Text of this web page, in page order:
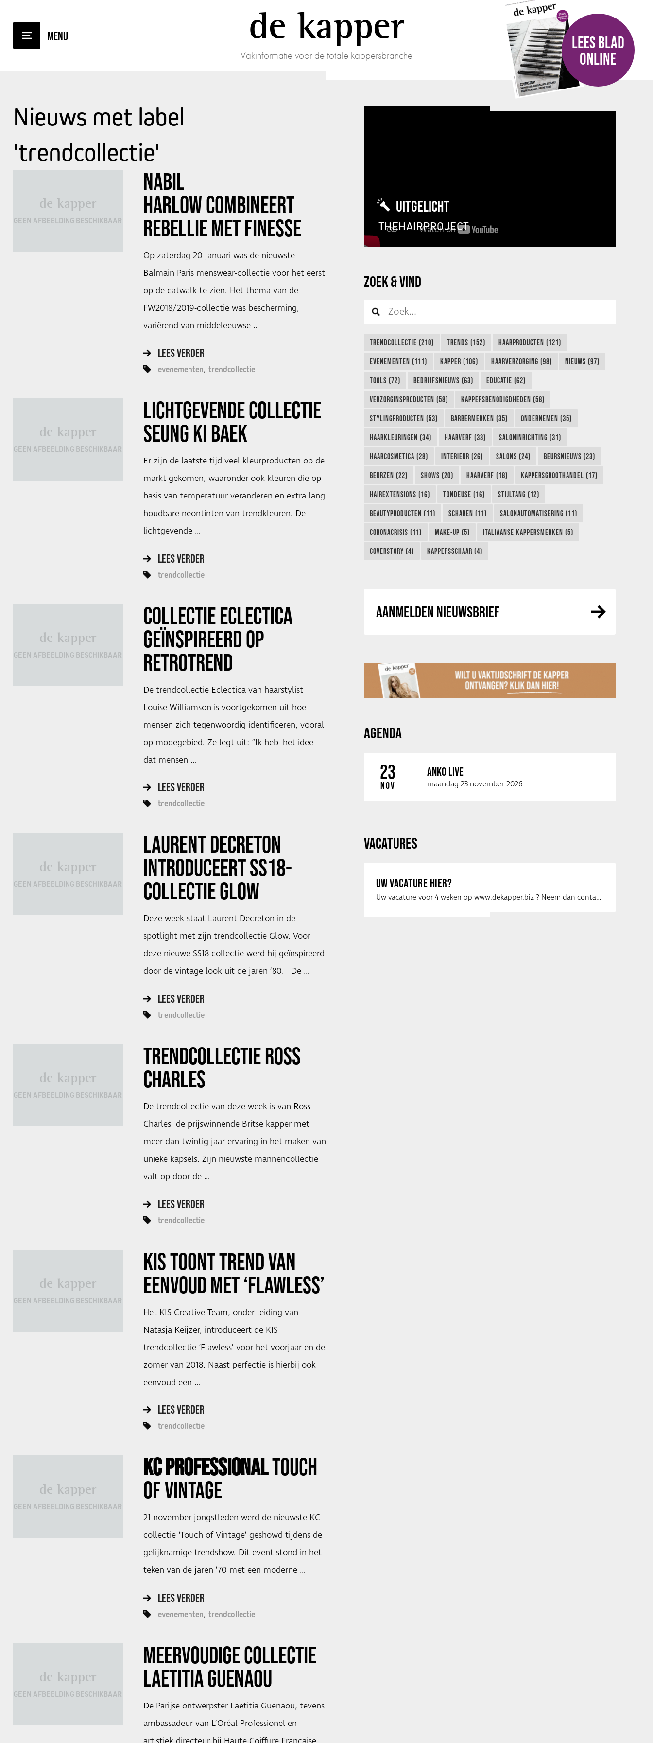
de kapper
Vakinformatie voor de totale kappersbranche
LEES BLAD
ONLINE
Nieuws met label
'trendcollectie'
de kapper
GEEN AFBEELDING BESCHIKBAAR
NABIL
HARLOWCOMBINEERT
REBELLIE MET FINESSE
Op zaterdag 20 januari was de nieuwste
Balmain Paris menswear-collectie voor het eerst
op de catwalk te zien. Het thema van de
FW2018/2019-collectie was bescherming,
variërend van middeleeuwse …
LEES VERDER
evenementen trendcollectie
de kapper
GEEN AFBEELDING BESCHIKBAAR
LICHTGEVENDE COLLECTIE
SEUNG KI BAEK
Er zijn de laatste tijd veel kleurproducten op de
markt gekomen, waaronder ook kleuren die op
basis van temperatuur veranderen en extra lang
houdbare neontinten van trendkleuren. De
lichtgevende …
LEES VERDER
trendcollectie
de kapper
GEEN AFBEELDING BESCHIKBAAR
COLLECTIE ECLECTICA
GEÏNSPIREERD OP
RETROTREND
De trendcollectie Eclectica van haarstylist
Louise Williamson is voortgekomen uit hoe
mensen zich tegenwoordig identificeren, vooral
op modegebied. Ze legt uit: “Ik heb het idee
dat mensen …
LEES VERDER
trendcollectie
de kapper
GEEN AFBEELDING BESCHIKBAAR
LAURENT DECRETON
INTRODUCEERT SS18-
COLLECTIEGLOW
Deze week staat Laurent Decreton in de
spotlight met zijn trendcollectie Glow. Voor
deze nieuwe SS18-collectie werd hij geïnspireerd
door de vintage look uit de jaren ’80. De …
LEES VERDER
trendcollectie
de kapper
GEEN AFBEELDING BESCHIKBAAR
TRENDCOLLECTIEROSS
CHARLES
De trendcollectie van deze week is van Ross
Charles, de prijswinnende Britse kapper met
meer dan twintig jaar ervaring in het maken van
unieke kapsels. Zijn nieuwste mannencollectie
valt op door de …
LEES VERDER
trendcollectie
de kapper
GEEN AFBEELDING BESCHIKBAAR
KIS TOONT TREND VAN
EENVOUD MET‘FLAWLESS’
Het KIS Creative Team, onder leiding van
Natasja Keijzer, introduceert de KIS
trendcollectie ‘Flawless’ voor het voorjaar en de
zomer van 2018. Naast perfectie is hierbij ook
eenvoud een …
LEES VERDER
trendcollectie
de kapper
GEEN AFBEELDING BESCHIKBAAR
KC PROFESSIONALTOUCH
OF VINTAGE
21 november jongstleden werd de nieuwste KC-
collectie ‘Touch of Vintage’ geshowd tijdens de
gelijknamige trendshow. Dit event stond in het
teken van de jaren ’70 met een moderne …
LEES VERDER
evenementen trendcollectie
de kapper
GEEN AFBEELDING BESCHIKBAAR
MEERVOUDIGE COLLECTIE
LAETITIA GUENAOU
De Parijse ontwerpster Laetitia Guenaou, tevens
ambassadeur van L’Oréal Professionel en
UITGELICHT
THEHAIRPROJECT
ZOEK & VIND
TRENDCOLLECTIE (210) TRENDS (152) HAARPRODUCTEN (121)
EVENEMENTEN (111) KAPPER (106) HAARVERZORGING (98) NIEUWS (97)
TOOLS (72) BEDRIJFSNIEUWS (63) EDUCATIE (62)
VERZORGINSPRODUCTEN (58) KAPPERSBENODIGDHEDEN (58)
STYLINGPRODUCTEN (53) BARBERMERKEN (35) ONDERNEMEN (35)
HAARKLEURINGEN (34) HAARVERF (33) SALONINRICHTING (31)
HAARCOSMETICA (28) INTERIEUR (26) SALONS (24) BEURSNIEUWS (23)
BEURZEN (22) SHOWS (20) HAARVERF (18) KAPPERSGROOTHANDEL (17)
HAIREXTENSIONS (16) TONDEUSE (16) STIJLTANG (12)
BEAUTYPRODUCTEN (11) SCHAREN (11) SALONAUTOMATISERING (11)
CORONACRISIS (11) MAKE-UP (5) ITALIAANSE KAPPERSMERKEN (5)
COVERSTORY (4) KAPPERSSCHAAR (4)
AANMELDEN NIEUWSBRIEF
AGENDA
23
NOV
ANKO LIVE
maandag 23 november 2026
VACATURES
UW VACATURE HIER?
Uw vacature voor 4 weken op www.dekapper.biz ? Neem dan contact op met Maaike …